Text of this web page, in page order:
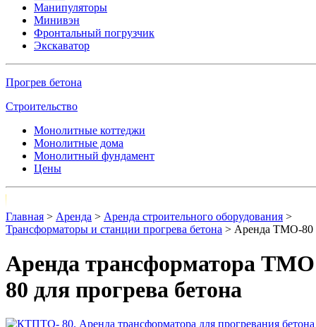
Манипуляторы
Минивэн
Фронтальный погрузчик
Экскаватор
Прогрев бетона
Строительство
Монолитные коттеджи
Монолитные дома
Монолитный фундамент
Цены
Главная > Аренда > Аренда строительного оборудования >
Трансформаторы и станции прогрева бетона > Аренда ТМО-80
Аренда трансформатора ТМО
80 для прогрева бетона